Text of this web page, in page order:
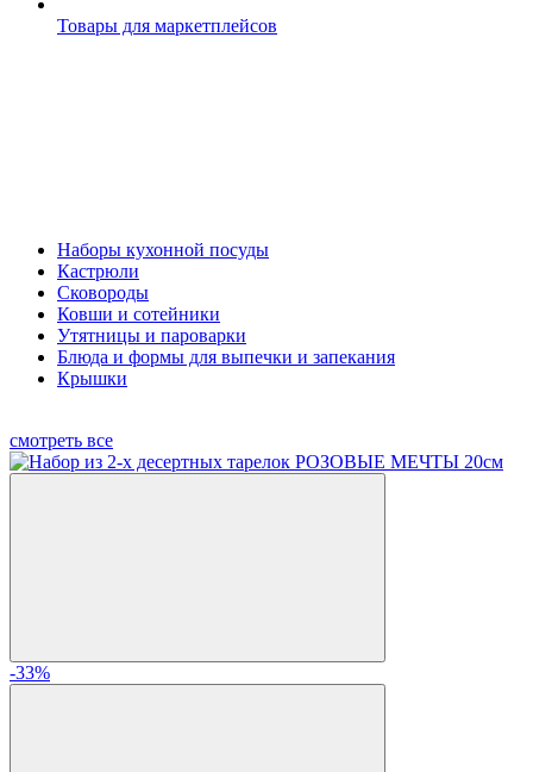
Товары для маркетплейсов
Наборы кухонной посуды
Кастрюли
Сковороды
Ковши и сотейники
Утятницы и пароварки
Блюда и формы для выпечки и запекания
Крышки
смотреть все
-33%